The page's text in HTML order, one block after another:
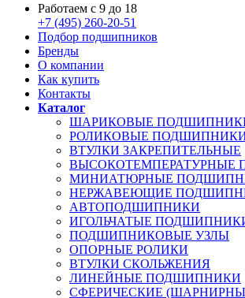
Работаем с 9 до 18
+7 (495) 260-20-51
Подбор подшипников
Бренды
О компании
Как купить
Контакты
Каталог
ШАРИКОВЫЕ
РОЛИКОВЫЕ
ВТУЛКИ ЗАКРЕПИТЕЛЬНЫЕ
ВЫСОКОТЕМПЕРАТУРНЫЕ
МИНИАТЮРНЫЕ
НЕРЖАВЕЮЩИЕ
АВТОПОДШИПНИКИ
ИГОЛЬЧАТЫЕ
ПОДШИПНИКОВЫЕ УЗЛЫ
ОПОРНЫЕ РОЛИКИ
ВТУЛКИ СКОЛЬЖЕНИЯ
ЛИНЕЙНЫЕ ПОДШИПНИКИ
СФЕРИЧЕСКИЕ